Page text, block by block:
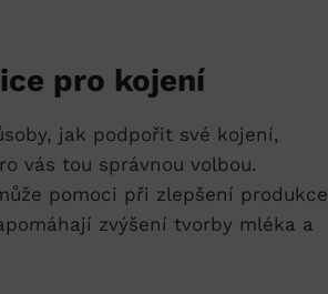
pro kojení
jak‌ podpořit⁢ své kojení,
vás tou​ správnou volbou.⁤
pomoci při zlepšení produkce
zvýšení‍ tvorby⁣ mléka a⁢